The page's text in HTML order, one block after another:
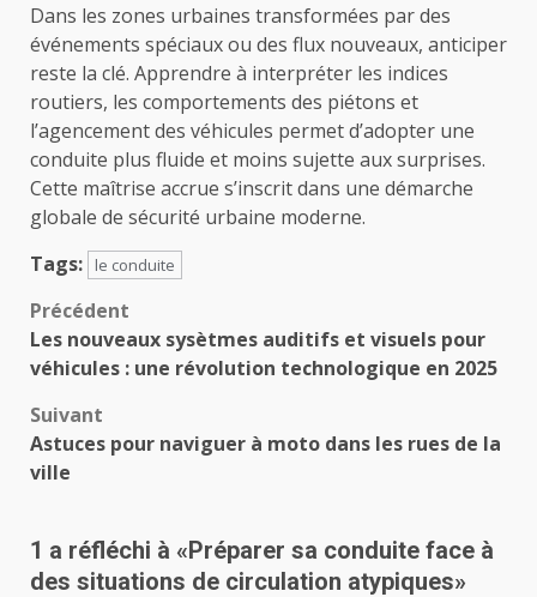
Dans les zones urbaines transformées par des
événements spéciaux ou des flux nouveaux, anticiper
reste la clé. Apprendre à interpréter les indices
routiers, les comportements des piétons et
l’agencement des véhicules permet d’adopter une
conduite plus fluide et moins sujette aux surprises.
Cette maîtrise accrue s’inscrit dans une démarche
globale de sécurité urbaine moderne.
Tags:
le conduite
Navigation
d’article
Précédent
Les nouveaux sysètmes auditifs et visuels pour
véhicules : une révolution technologique en 2025
Suivant
Astuces pour naviguer à moto dans les rues de la
ville
1 a réfléchi à «Préparer sa conduite face à
des situations de circulation atypiques»